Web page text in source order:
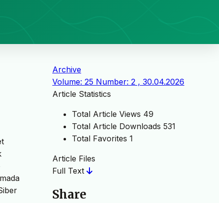
Archive
Volume: 25 Number: 2 , 30.04.2026
Article Statistics
Total Article Views 49
Total Article Downloads 531
Total Favorites 1
Article Files
Full Text
Share